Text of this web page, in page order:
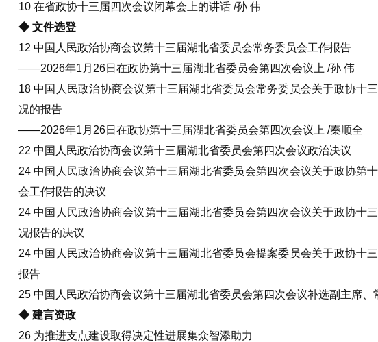
10 在省政协十三届四次会议闭幕会上的讲话 /孙 伟
◆ 文件选登
12 中国人民政治协商会议第十三届湖北省委员会常务委员会工作报告
——2026年1月26日在政协第十三届湖北省委员会第四次会议上 /孙 伟
18 中国人民政治协商会议第十三届湖北省委员会常务委员会关于政协十
况的报告
——2026年1月26日在政协第十三届湖北省委员会第四次会议上 /秦顺全
22 中国人民政治协商会议第十三届湖北省委员会第四次会议政治决议
24 中国人民政治协商会议第十三届湖北省委员会第四次会议关于政协第
会工作报告的决议
24 中国人民政治协商会议第十三届湖北省委员会第四次会议关于政协十
况报告的决议
24 中国人民政治协商会议第十三届湖北省委员会提案委员会关于政协十
报告
25 中国人民政治协商会议第十三届湖北省委员会第四次会议补选副主席、
◆ 建言资政
26 为推进支点建设取得决定性进展集众智添助力